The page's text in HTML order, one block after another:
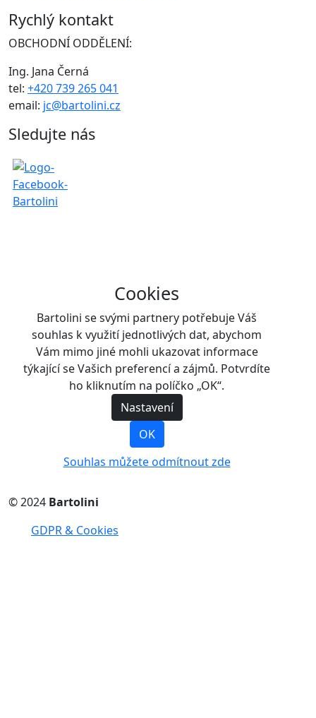
Rychlý kontakt
OBCHODNÍ ODDĚLENÍ:
Ing. Jana Černá
tel: +420 739 265 041
email: jc@bartolini.cz
Sledujte nás
Cookies
Bartolini se svými partnery potřebuje Váš
souhlas k využití jednotlivých dat, abychom
Vám mimo jiné mohli ukazovat informace
týkající se Vašich preferencí a zájmů. Potvrdíte
ho kliknutím na políčko „OK“.
Nastavení
OK
Souhlas můžete odmítnout zde
© 2024 Bartolini
GDPR & Cookies